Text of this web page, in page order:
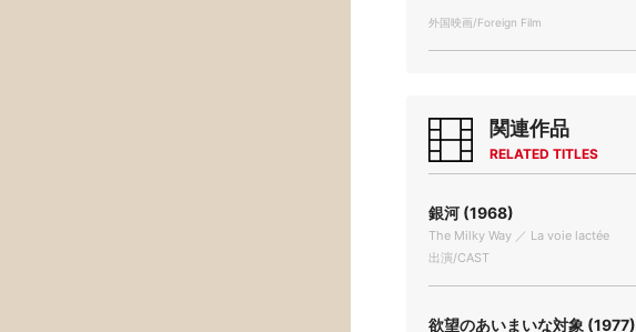
外国映画/Foreign Film
関連作品
RELATED TITLES
銀河 (1968)
The Milky Way ／ La voie lactée
出演/CAST
欲望のあいまいな対象 (1977)